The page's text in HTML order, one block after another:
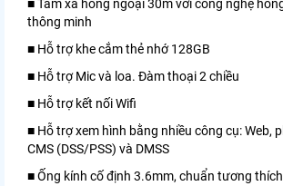
■ Tầm xa hồng ngoại 30m với công nghệ
thông minh
■ Hỗ trợ khe cắm thẻ nhớ 128GB
■ Hỗ trợ Mic và loa. Đàm thoại 2 chiều
■ Hỗ trợ kết nối Wifi
■ Hỗ trợ xem hình bằng nhiều công cụ: Web,
CMS (DSS/PSS) và DMSS
■ Ống kính cố định 3.6mm, chuẩn tương